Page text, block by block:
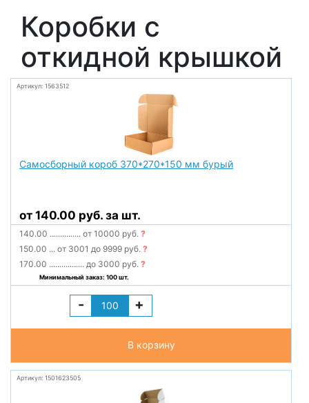
Коробки с
откидной крышкой
Артикул: 1563512
Самосборный короб 370*270*150 мм бурый
от 140.00 руб. за шт.
140.00 ............... от 10000 руб.?
150.00 ... от 3001 до 9999 руб.?
170.00 ................. до 3000 руб.?
Минимальный заказ: 100 шт.
- +
В корзину
Артикул: 1501623505